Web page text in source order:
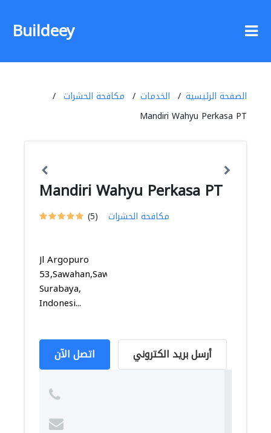
Buildeey
الصفحة الرئيسية الخدمات
مكافحة الحشرات
Mandiri Wahyu Perkasa PT
Mandiri Wahyu Perkasa PT
(5) مكافحة الحشرات
Jl Argopuro
53,Sawahan,Sawahan,
Surabaya,
Indonesi...
اتصل الآن أرسل بريد الكتروني